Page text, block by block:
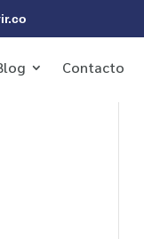
Contacto